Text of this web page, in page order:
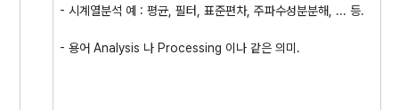
- 시계열분석 예 : 평균, 필터, 표준편차, 주파수성분분해, ... 등.
- 용어 Analysis 나 Processing 이나 같은 의미.